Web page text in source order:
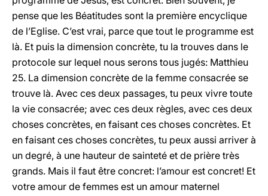
pense que les Béatitudes sont la première encyclique
de l’Eglise. C’est vrai, parce que tout le programme est
là. Et puis la dimension concrète, tu la trouves dans le
protocole sur lequel nous serons tous jugés: Matthieu
25. La dimension concrète de la femme consacrée se
trouve là. Avec ces deux passages, tu peux vivre toute
la vie consacrée; avec ces deux règles, avec ces deux
choses concrètes, en faisant ces choses concrètes. Et
en faisant ces choses concrètes, tu peux aussi arriver à
un degré, à une hauteur de sainteté et de prière très
grands. Mais il faut être concret: l’amour est concret! Et
votre amour de femmes est un amour maternel